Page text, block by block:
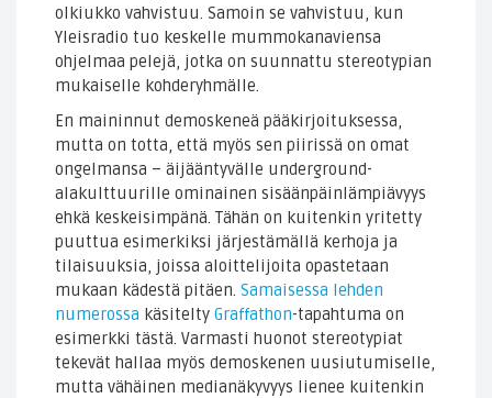
olkiukko vahvistuu. Samoin se vahvistuu, kun
Yleisradio tuo keskelle mummokanaviensa
ohjelmaa pelejä, jotka on suunnattu stereotypian
mukaiselle kohderyhmälle.
En maininnut demoskeneä pääkirjoituksessa,
mutta on totta, että myös sen piirissä on omat
ongelmansa – äijääntyvälle underground-
alakulttuurille ominainen sisäänpäinlämpiävyys
ehkä keskeisimpänä. Tähän on kuitenkin yritetty
puuttua esimerkiksi järjestämällä kerhoja ja
tilaisuuksia, joissa aloittelijoita opastetaan
mukaan kädestä pitäen. Samaisessa lehden
numerossa käsitelty Graffathon-tapahtuma on
esimerkki tästä. Varmasti huonot stereotypiat
tekevät hallaa myös demoskenen uusiutumiselle,
mutta vähäinen medianäkyvyys lienee kuitenkin